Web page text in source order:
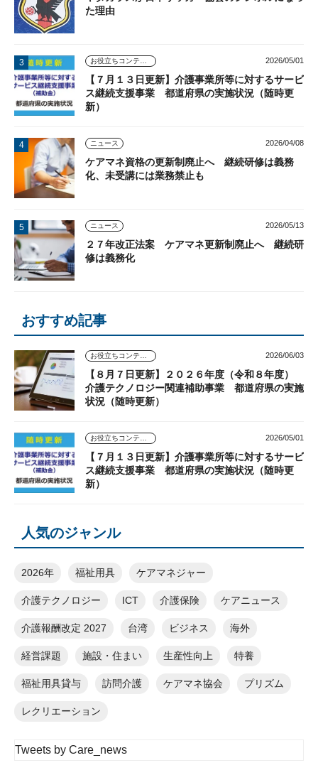
た理由
お役立ちコンテンツ 2026/05/01
【７月１３日更新】介護事業所等に対するサービ
ス継続支援事業 都道府県の実施状況（随時更
新）
ニュース 2026/04/08
ケアマネ資格の更新制廃止へ 継続研修は義務
化、未受講には業務禁止も
ニュース 2026/05/13
２７年改正法案 ケアマネ更新制廃止へ 継続研
修は義務化
おすすめ記事
お役立ちコンテンツ 2026/06/03
【８月７日更新】２０２６年度（令和８年度）
介護テクノロジー関連補助事業 都道府県の実施
状況（随時更新）
お役立ちコンテンツ 2026/05/01
【７月１３日更新】介護事業所等に対するサービ
ス継続支援事業 都道府県の実施状況（随時更
新）
人気のジャンル
2026年 福祉用具 ケアマネジャー
介護テクノロジー ICT 介護保険 ケアニュース
介護報酬改定 2027 台湾 ビジネス 海外
経営課題 施設・住まい 生産性向上 特養
福祉用具貸与 訪問介護 ケアマネ協会 プリズム
レクリエーション
Tweets by Care_news